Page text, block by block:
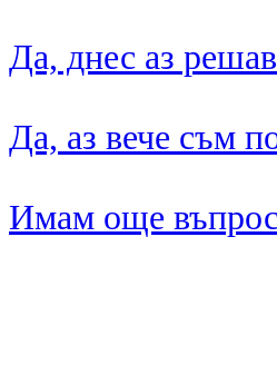
Да, днес аз
Да, аз вече съм
Имам още